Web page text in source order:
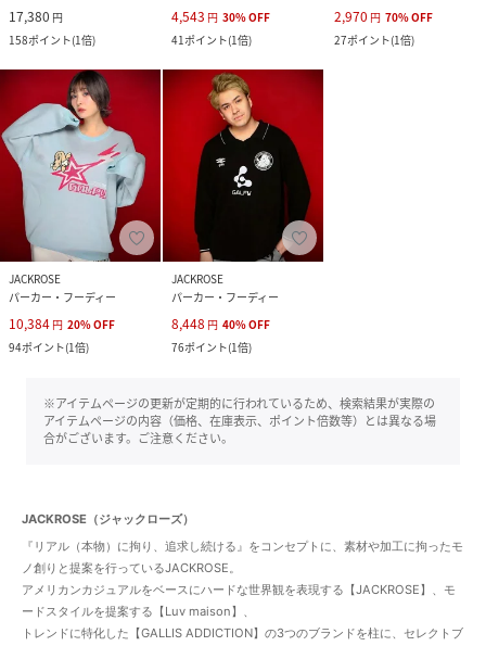
17,380 円
158ポイント(1倍)
4,543 円 30%OFF
41ポイント(1倍)
2,970 円 70%OFF
27ポイント(1倍)
JACKROSE
パーカー・フーディー
10,384 円 20%OFF
94ポイント(1倍)
JACKROSE
パーカー・フーディー
8,448 円 40%OFF
76ポイント(1倍)
※アイテムページの更新が定期的に行われているため、検索結果が実際の
アイテムページの内容（価格、在庫表示、ポイント倍数等）とは異なる場
合がございます。ご注意ください。
JACKROSE（ジャックローズ）
『リアル（本物）に拘り、追求し続ける』をコンセプトに、素材や加工に拘ったモ
ノ創りと提案を行っているJACKROSE。
アメリカンカジュアルをベースにハードな世界観を表現する【JACKROSE】、モ
ードスタイルを提案する【Luv maison】、
トレンドに特化した【GALLIS ADDICTION】の3つのブランドを柱に、セレクトブ